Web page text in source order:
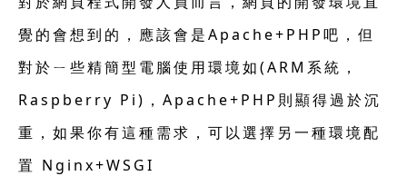
覺的會想到的，應該會是Apache+PHP吧，但
對於ㄧ些精簡型電腦使用環境如(ARM系統，
Raspberry Pi)，Apache+PHP則顯得過於沉
重，如果你有這種需求，可以選擇另一種環境配
置 Nginx+WSGI